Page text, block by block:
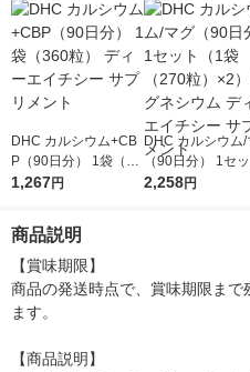
DHC カルシウム+CB
P（90日分） 1袋（36
0粒） ディーエイチシ
1,267円
DHC カルシウム/
（90日分） 1セ
（1袋（270粒）
2,258円
商品説明
【賞味期限】
商品の発送時点で、賞味期限ま
ます。
【商品説明】